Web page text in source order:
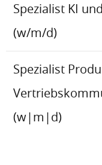
Spezialist KI
(w/m/d)
Spezialist
(w|m|d)